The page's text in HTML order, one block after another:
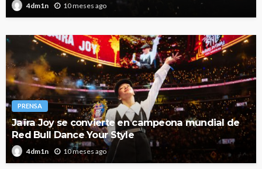
4dm1n 10 meses ago
PRENSA
Jaïra Joy se convierte en campeona mundial de
Red Bull Dance Your Style
4dm1n 10 meses ago